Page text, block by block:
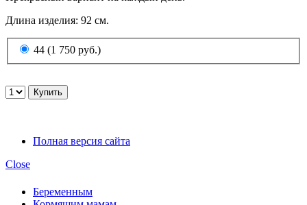
Длина изделия: 92 см.
44 (1 750 руб.)
Полная версия сайта
Close
Беременным